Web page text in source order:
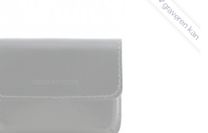
✓graveren kan